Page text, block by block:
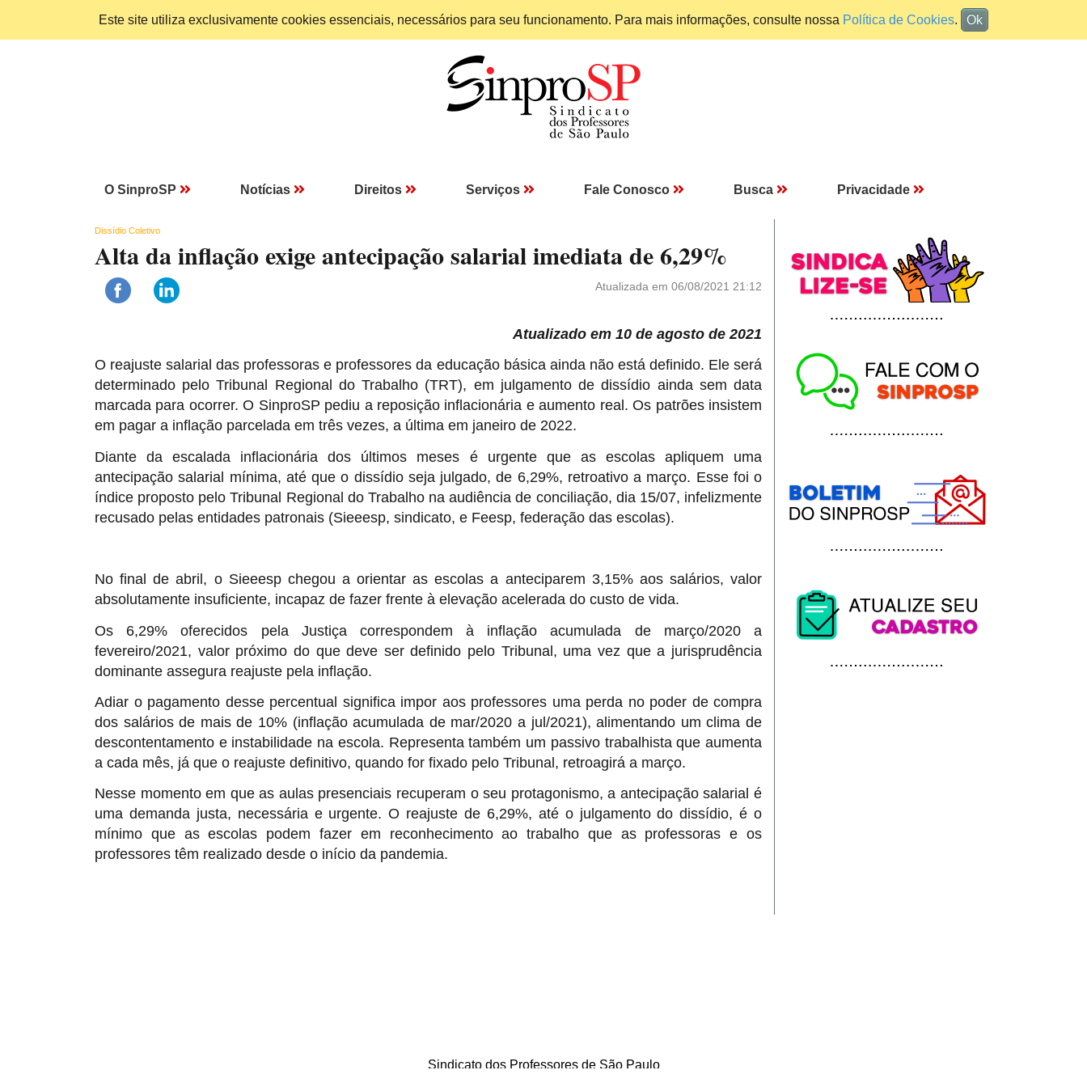
Este site utiliza exclusivamente cookies essenciais, necessários para seu funcionamento. Para mais informações, consulte nossa Política de Cookies. Ok
O SinproSP Notícias Direitos Serviços Fale Conosco Busca Privacidade
Dissídio Coletivo
Alta da inflação exige antecipação salarial imediata de 6,29%
Atualizada em 06/08/2021 21:12
Atualizado em 10 de agosto de 2021
O reajuste salarial das professoras e professores da educação básica ainda não está definido. Ele será
determinado pelo Tribunal Regional do Trabalho (TRT), em julgamento de dissídio ainda sem data
marcada para ocorrer. O SinproSP pediu a reposição inflacionária e aumento real. Os patrões insistem
em pagar a inflação parcelada em três vezes, a última em janeiro de 2022.
Diante da escalada inflacionária dos últimos meses é urgente que as escolas apliquem uma
antecipação salarial mínima, até que o dissídio seja julgado, de 6,29%, retroativo a março. Esse foi o
índice proposto pelo Tribunal Regional do Trabalho na audiência de conciliação, dia 15/07, infelizmente
recusado pelas entidades patronais (Sieeesp, sindicato, e Feesp, federação das escolas).
No final de abril, o Sieeesp chegou a orientar as escolas a anteciparem 3,15% aos salários, valor
absolutamente insuficiente, incapaz de fazer frente à elevação acelerada do custo de vida.
Os 6,29% oferecidos pela Justiça correspondem à inflação acumulada de março/2020 a
fevereiro/2021, valor próximo do que deve ser definido pelo Tribunal, uma vez que a jurisprudência
dominante assegura reajuste pela inflação.
Adiar o pagamento desse percentual significa impor aos professores uma perda no poder de compra
dos salários de mais de 10% (inflação acumulada de mar/2020 a jul/2021), alimentando um clima de
descontentamento e instabilidade na escola. Representa também um passivo trabalhista que aumenta
a cada mês, já que o reajuste definitivo, quando for fixado pelo Tribunal, retroagirá a março.
Nesse momento em que as aulas presenciais recuperam o seu protagonismo, a antecipação salarial é
uma demanda justa, necessária e urgente. O reajuste de 6,29%, até o julgamento do dissídio, é o
mínimo que as escolas podem fazer em reconhecimento ao trabalho que as professoras e os
professores têm realizado desde o início da pandemia.
Sindicato dos Professores de São Paulo